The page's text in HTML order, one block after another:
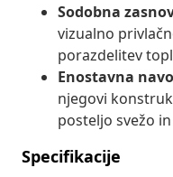
Sodobna
vizualno
porazdelitev
Enostavna
njegovi
posteljo svežo
Specifikacije